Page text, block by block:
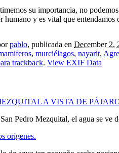
su importancia, no
y es vital que entendamos
pablo, publicada en December 2,
, murciélagos, nayarit.
trackback. View EXIF Data
A VISTA DE
Pedro Mezquital, el agua se
orígenes.